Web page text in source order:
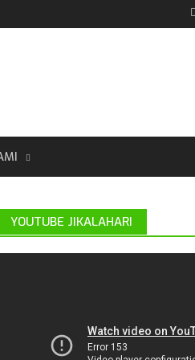
YOUTUBE JIKALAHARI